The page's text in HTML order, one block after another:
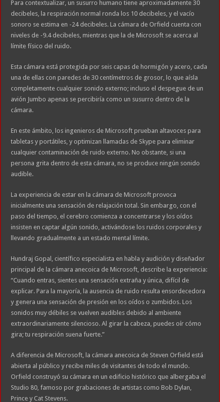
Para contextualizar, un susurro humano tiene aproximadamente 30
decibeles, la respiración normal ronda los 10 decibeles, y el vacío
sonoro se estima en -24 decibeles. La cámara de Orfield cuenta con
niveles de -9.4 decibeles, mientras que la de Microsoft se acerca al
límite físico del ruido.
Esta cámara está protegida por seis capas de hormigón y acero, cada
una de ellas con paredes de 30 centímetros de grosor, lo que aísla
completamente cualquier sonido externo; incluso el despegue de un
avión Jumbo apenas se percibiría como un susurro dentro de la
cámara.
En este ámbito, los ingenieros de Microsoft prueban altavoces para
tabletas y portátiles, y optimizan llamadas de Skype para eliminar
cualquier contaminación de ruido externo. No obstante, si una
persona grita dentro de esta cámara, no se produce ningún sonido
audible.
La experiencia de estar en la cámara de Microsoft provoca
inicialmente una sensación de relajación total. Sin embargo, con el
paso del tiempo, el cerebro comienza a concentrarse y los oídos
insisten en captar algún sonido, activándose los ruidos corporales y
llevando gradualmente a un estado mental límite.
Hundraj Gopal, científico especialista en habla y audición y diseñador
principal de la cámara anecoica de Microsoft, describe la experiencia:
“Cuando entras, sientes una sensación extraña y única, difícil de
explicar. Para la mayoría, la ausencia de ruido resulta ensordecedora
y genera una sensación de presión en los oídos o zumbidos. Los
sonidos muy débiles se vuelven audibles debido al ambiente
extraordinariamente silencioso. Al girar la cabeza, puedes oír cómo
gira; tu respiración suena fuerte.”
A diferencia de Microsoft, la cámara anecoica de Steven Orfield está
abierta al público y recibe miles de visitantes de todo el mundo.
Orfield construyó su cámara en un edificio histórico que albergaba el
Studio 80, famoso por grabaciones de artistas como Bob Dylan,
Prince y Cat Stevens.